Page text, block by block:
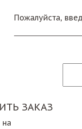
Пожалуйста,
ЗАКАЗ
на